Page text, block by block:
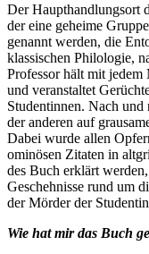
Der Haupthandlungsort
der eine geheime
genannt werden, die
klassischen Philologie,
Professor hält mit
und veranstaltet
Studentinnen. Nach und
der anderen auf
Dabei wurde allen
ominösen Zitaten in
des Buch erklärt
Geschehnisse rund um
der Mörder der
Wie hat mir das Buch